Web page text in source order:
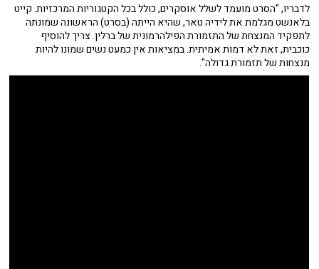
לדבריו, "הסרט מועמד לשלל אוסקרים, כולל בכל הקטגוריות המרכזיות. קייט
בלאנשט מגלמת את לידיה טאר, שהיא הייתה (בסרט) הראשונה שמונתה
לתפקיד המנצחת של התזמורת הפילהרמונית של ברלין. צריך להוסיף
כוכבית, זאת לא דמות אמיתית. במציאות אין כמעט נשים שמונו להיות
מנצחות של תזמורת גדולה".